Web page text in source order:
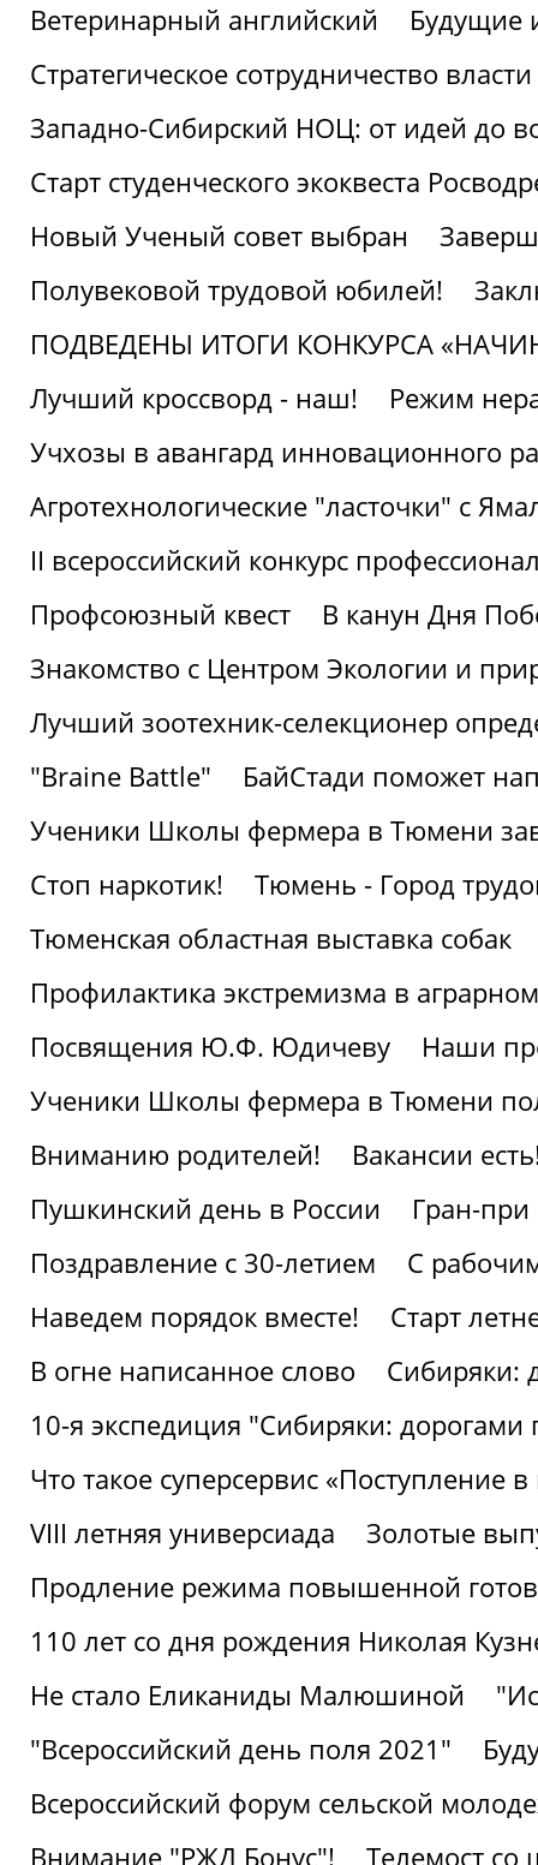
Ветеринарный английский
Будущие
Стратегическое сотрудничество
Западно-Сибирский НОЦ: от идей до
Старт студенческого экоквеста
Новый Ученый совет выбран
Полувековой трудовой юбилей!
ПОДВЕДЕНЫ ИТОГИ КОНКУРСА
Лучший кроссворд - наш!
Режим
Учхозы в авангард инновационного
Агротехнологические "ласточки" с
II всероссийский конкурс
Профсоюзный квест
В канун Дня
Знакомство с Центром Экологии и
Лучший зоотехник-селекционер
"Braine Battle"
БайСтади поможет
Ученики Школы фермера в Тюмени
Стоп наркотик!
Тюмень - Город
Тюменская областная выставка собак
Профилактика экстремизма в аграрном
Посвящения Ю.Ф. Юдичеву
Наши
Ученики Школы фермера в Тюмени
Вниманию родителей!
Вакансии
Пушкинский день в России
Гран-
Поздравление с 30-летием
С
Наведем порядок вместе!
Старт
В огне написанное слово
Сибиряки:
10-я экспедиция "Сибиряки: дорогами
Что такое суперсервис «Поступление
VIII летняя универсиада
Золотые
Продление режима повышенной
110 лет со дня рождения Николая
Не стало Еликаниды Малюшиной
"Всероссийский день поля 2021"
Всероссийский форум сельской
Внимание "РЖД Бонус"!
Телемост